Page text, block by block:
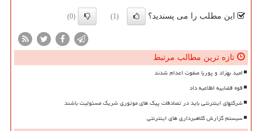
این مطلب را می پسندید؟ (1)
(0)
تازه ترین مطالب مرتبط
امید بهزاد و پوریا صفوت اعدام شدند
قوه قضاییه اطلاعیه داد
شرکتهای اینترنتی باید در تصادفات پیک های موتوری شریک مسئولیت باشند
سیستم گزارش کلاهبرداری های اینترنتی